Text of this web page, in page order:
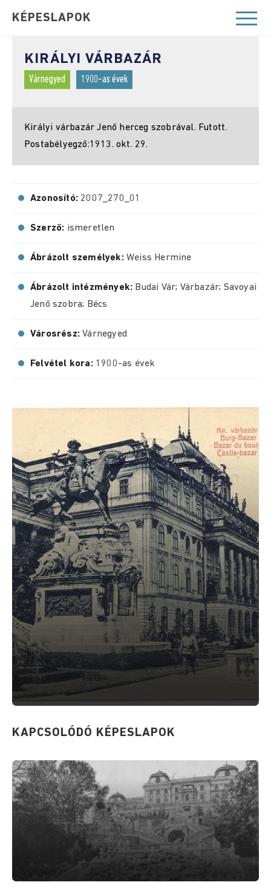
KÉPESLAPOK
KIRÁLYI VÁRBAZÁR
Várnegyed 1900-as évek
Királyi várbazár Jenő herceg szobrával. Futott.
Postabélyegző:1913. okt. 29.
Azonosító: 2007_270_01
Szerző: ismeretlen
Ábrázolt személyek: Weiss Hermine
Ábrázolt intézmények: Budai Vár; Várbazár; Savoyai
Jenő szobra; Bécs
Városrész:Várnegyed
Felvétel kora: 1900-as évek
KAPCSOLÓDÓ KÉPESLAPOK